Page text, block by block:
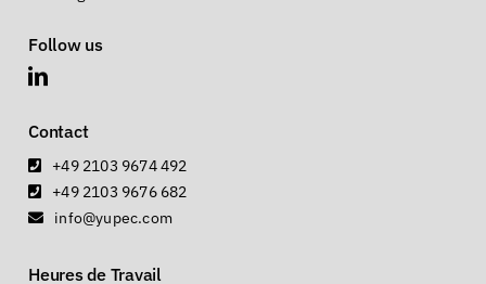
Follow us
Contact
+49 2103 9674 492
+49 2103 9676 682
info@yupec.com
Heures de Travail